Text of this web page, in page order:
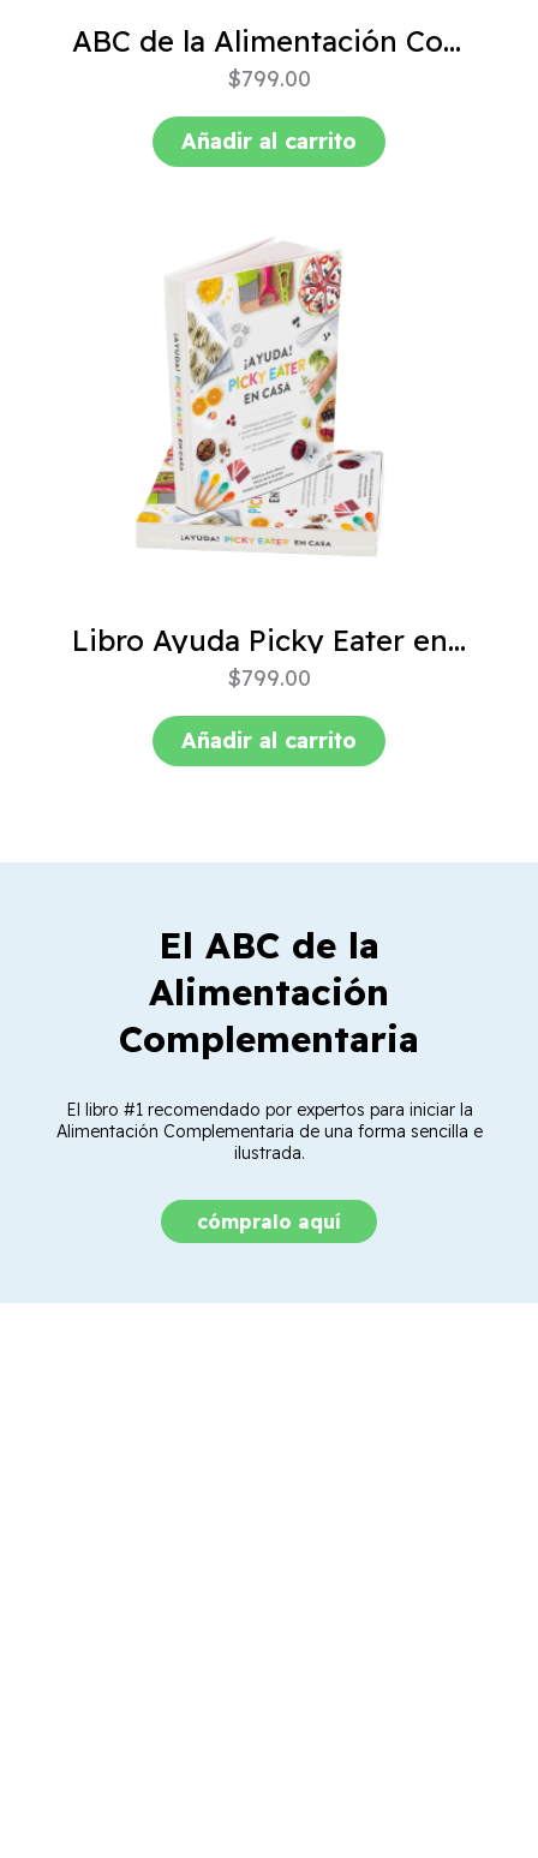
ABC de la Alimentación Complementaria 4ta edición
$799.00
Añadir al carrito
Libro Ayuda Picky Eater en casa
$799.00
Añadir al carrito
El ABC de la
Alimentación
Complementaria
El libro #1 recomendado por expertos para iniciar la
Alimentación Complementaria de una forma sencilla e
ilustrada.
cómpralo aquí